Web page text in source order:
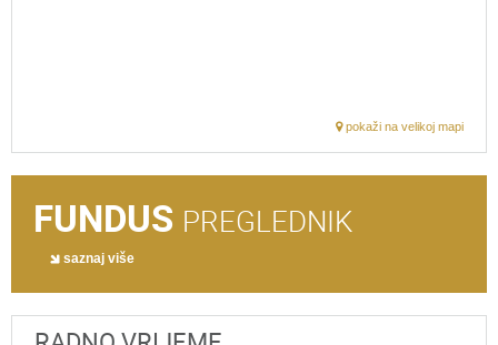
pokaži na velikoj mapi
FUNDUS PREGLEDNIK
saznaj više